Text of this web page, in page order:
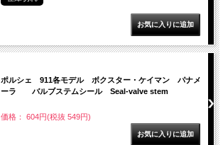
ポルシェ 911各モデル ボクスター・ケイマン パナメ
ーラ バルブステムシール Seal-valve stem
価格： 604円(税抜 549円)